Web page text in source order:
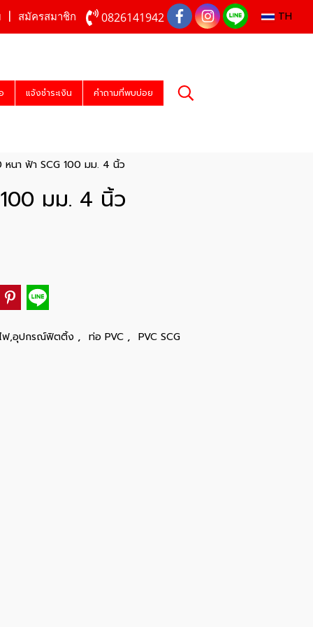
สมัครสมาชิก 0826141942 TH
แจ้งชำระเงิน คำถามที่พบบ่อย
นา ฟ้า SCG 100 มม. 4 นิ้ว
มม. 4 นิ้ว
ฟ,อุปกรณ์ฟิตติ้ง , ท่อ PVC , PVC SCG